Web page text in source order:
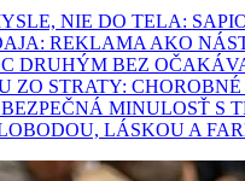
NIE DO TELA:
REKLAMA AKO
DRUHÝM BEZ
ZO STRATY:
MINULOSŤ S
LÁSKOU A